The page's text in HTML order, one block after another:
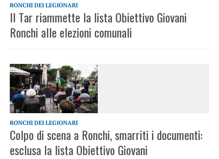
RONCHI DEI LEGIONARI
Il Tar riammette la lista Obiettivo Giovani
Ronchi alle elezioni comunali
RONCHI DEI LEGIONARI
Colpo di scena a Ronchi, smarriti i documenti:
esclusa la lista Obiettivo Giovani